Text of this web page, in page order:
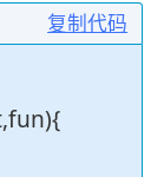
复制代码